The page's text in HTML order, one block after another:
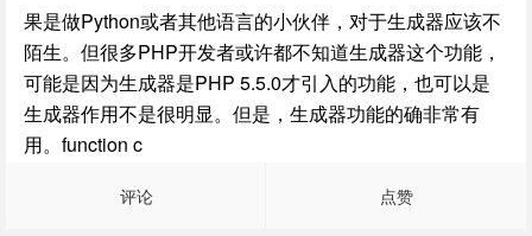
果是做Python或者其他语言的小伙伴，对于生成器应该不
陌生。但很多PHP开发者或许都不知道生成器这个功能，
可能是因为生成器是PHP 5.5.0才引入的功能，也可以是
生成器作用不是很明显。但是，生成器功能的确非常有
用。function c
评论 点赞